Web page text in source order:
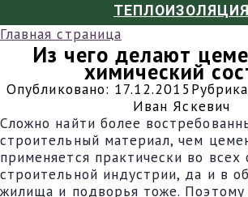
ТЕПЛОИЗОЛЯЦИЯ
Главная страница
Из чего делают
химический
Опубликовано: 17.12.2015
Иван Яскевич
Сложно найти более
строительный материал, чем
применяется практически во всех
строительной индустрии, да и в
жилища и подворья тоже. Поэтому